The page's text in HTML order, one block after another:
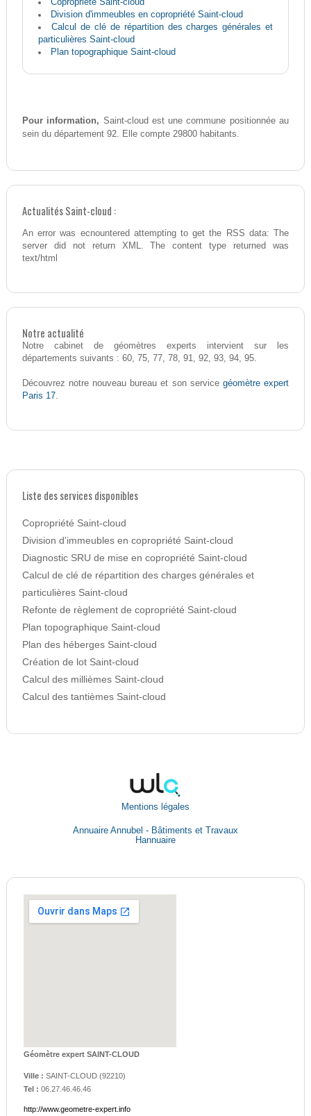
Division d'immeubles en copropriété Saint-cloud
Calcul de clé de répartition des charges générales et
particulières Saint-cloud
Plan topographique Saint-cloud
Pour information, Saint-cloud est une commune positionnée au
sein du département 92. Elle compte 29800 habitants.
Actualités Saint-cloud :
An error was ecnountered attempting to get the RSS data: The
server did not return XML. The content type returned was
text/html
Notre actualité
Notre cabinet de géomètres experts intervient sur les
départements suivants : 60, 75, 77, 78, 91, 92, 93, 94, 95.
Découvrez notre nouveau bureau et son service géomètre expert
Paris 17.
Liste des services disponibles
Copropriété Saint-cloud
Division d'immeubles en copropriété Saint-cloud
Diagnostic SRU de mise en copropriété Saint-cloud
Calcul de clé de répartition des charges générales et
particulières Saint-cloud
Refonte de règlement de copropriété Saint-cloud
Plan topographique Saint-cloud
Plan des héberges Saint-cloud
Création de lot Saint-cloud
Calcul des millièmes Saint-cloud
Calcul des tantièmes Saint-cloud
Mentions légales
Annuaire Annubel - Bâtiments et Travaux
Hannuaire
Géomètre expert SAINT-CLOUD
Ville : SAINT-CLOUD(92210)
Tel : 06.27.46.46.46
http://www.geometre-expert.info